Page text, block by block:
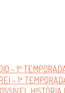
– 1ª
– 1ª